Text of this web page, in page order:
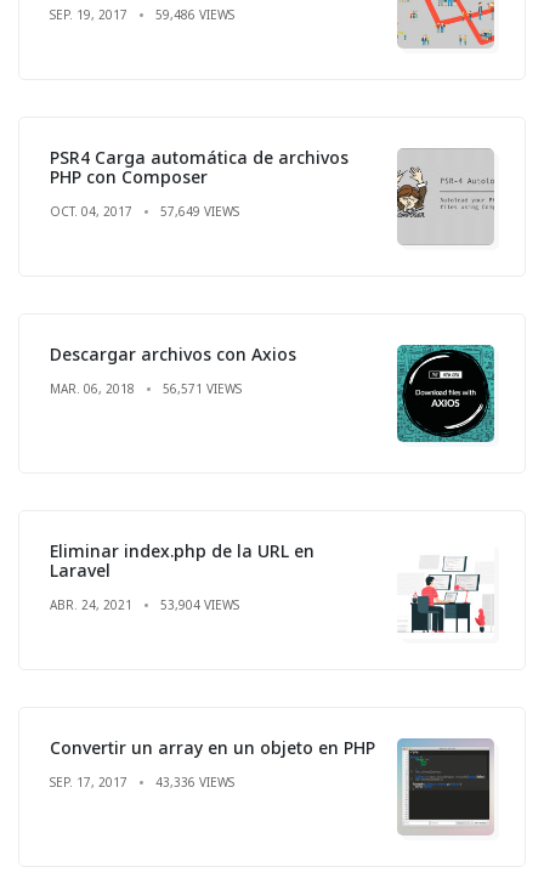
SEP. 19, 2017 59,486 VIEWS
PSR4 Carga automática de archivos
PHP con Composer
OCT. 04, 2017 57,649 VIEWS
Descargar archivos con Axios
MAR. 06, 2018 56,571 VIEWS
Eliminar index.php de la URL en
Laravel
ABR. 24, 2021 53,904 VIEWS
Convertir un array en un objeto en PHP
SEP. 17, 2017 43,336 VIEWS